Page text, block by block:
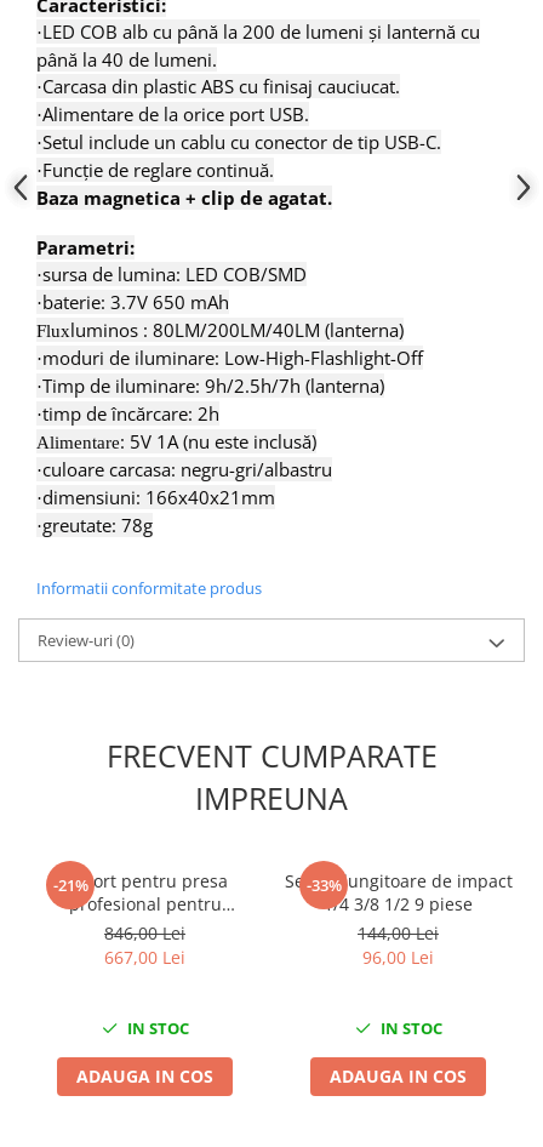
Scule fixare distributie
Alfa romeo
Audi
Bmw
Chevrolet
Chrysler
Citroen
Dacia
Fiat
Ford
Jaguar
Jeep
Lancia
Land Rover
Mazda
Mercedes
Mini
Opel
Peugeot
Renault
Volkswagen
Volvo
Scule pentru tinichigerie
Scule Pneumatice
Alte scule pneumatice
Chei cu clichet
·LED COB alb cu până la 200 de lumeni și lanternă cu
până la 40 de lumeni.
·Carcasa din plastic ABS cu finisaj cauciucat.
·Alimentare de la orice port USB.
·Setul include un cablu cu conector de tip USB-C.
·Funcție de reglare continuă.
Baza magnetica + clip de agatat.
Parametri:
·sursa de lumina: LED COB/SMD
·baterie: 3.7V 650 mAh
Fluxluminos : 80LM/200LM/40LM (lanterna)
·moduri de iluminare: Low-High-Flashlight-Off
·Timp de iluminare: 9h/2.5h/7h (lanterna)
·timp de încărcare: 2h
Alimentare: 5V 1A (nu este inclusă)
·culoare carcasa: negru-gri/albastru
·dimensiuni: 166x40x21mm
·greutate: 78g
Informatii conformitate produs
Review-uri(0)
FRECVENT CUMPARATE
IMPREUNA
-21%
Suport pentru presa
profesional pentru
asamblarea și
dezasamblarea butucilor,
rulmenților și silent
846,00 Lei
667,00 Lei
IN STOC
ADAUGA IN COS
-33%
Set prelungitoare de impact
1/4 3/8 1/2 9 piese
144,00 Lei
96,00 Lei
IN STOC
ADAUGA IN COS